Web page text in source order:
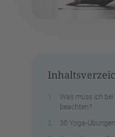
Was muss ich
beachten?
30 Yoga-